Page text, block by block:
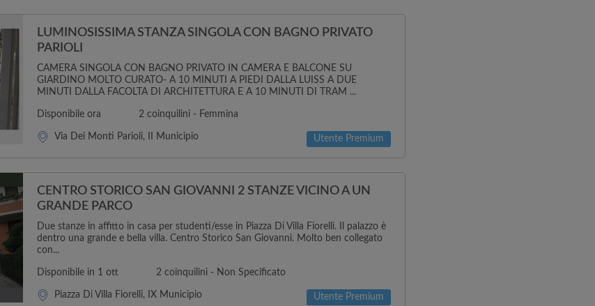
LUMINOSISSIMA STANZA SINGOLA CON BAGNO PRIVATO
PARIOLI
CAMERA SINGOLA CON BAGNO PRIVATO IN CAMERA E BALCONE SU
GIARDINO MOLTO CURATO- A 10 MINUTI A PIEDI DALLA LUISS A DUE
MINUTI DALLA FACOLTA DI ARCHITETTURA E A 10 MINUTI DI TRAM ...
Disponibile ora 2 coinquilini - Femmina
Via Dei Monti Parioli, II Municipio Utente Premium
CENTRO STORICO SAN GIOVANNI 2 STANZE VICINO A UN
GRANDE PARCO
Due stanze in affitto in casa per studenti/esse in Piazza Di Villa Fiorelli. Il palazzo è
dentro una grande e bella villa. Centro Storico San Giovanni. Molto ben collegato
con...
Disponibile in 1 ott 2 coinquilini - Non Specificato
Piazza Di Villa Fiorelli, IX Municipio Utente Premium